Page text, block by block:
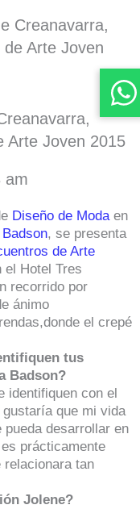
Creanavarra,
Arte Joven
Arte Joven 2015
am
Diseño de Modaen
Badson, se presenta
de Arte
el Hotel Tres
recorrido por
ánimo
el crepé
tus
Badson?
identifiquen con el
que mi vida
desarrollar en
prácticamente
relacionara tan
Jolene?